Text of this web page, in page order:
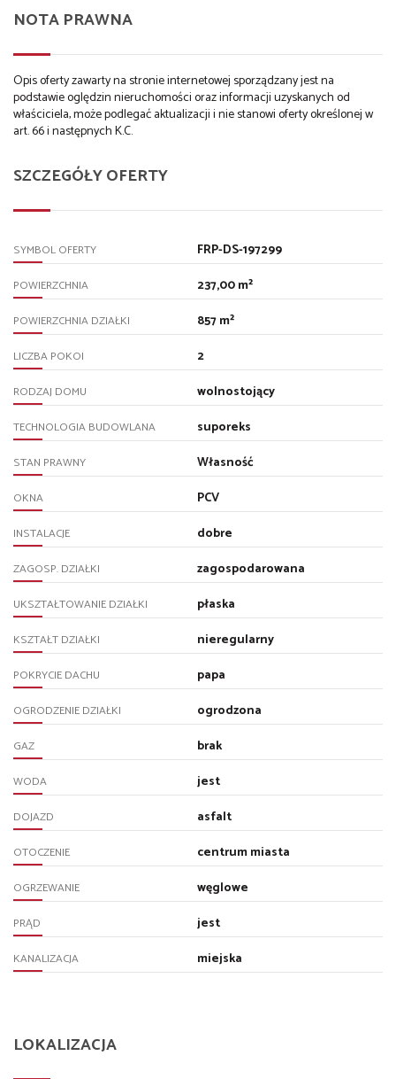
NOTA PRAWNA
Opis oferty zawarty na stronie internetowej sporządzany jest na
podstawie oględzin nieruchomości oraz informacji uzyskanych od
właściciela, może podlegać aktualizacji i nie stanowi oferty określonej w
art. 66 i następnych K.C.
SZCZEGÓŁY OFERTY
SYMBOL OFERTY FRP-DS-197299
POWIERZCHNIA 237,00 m²
POWIERZCHNIA DZIAŁKI 857 m²
LICZBA POKOI 2
RODZAJ DOMU wolnostojący
TECHNOLOGIA BUDOWLANA suporeks
STAN PRAWNY Własność
OKNA PCV
INSTALACJE dobre
ZAGOSP. DZIAŁKI zagospodarowana
UKSZTAŁTOWANIE DZIAŁKI płaska
KSZTAŁT DZIAŁKI nieregularny
POKRYCIE DACHU papa
OGRODZENIE DZIAŁKI ogrodzona
GAZ brak
WODA jest
DOJAZD asfalt
OTOCZENIE centrum miasta
OGRZEWANIE węglowe
PRĄD jest
KANALIZACJA miejska
LOKALIZACJA